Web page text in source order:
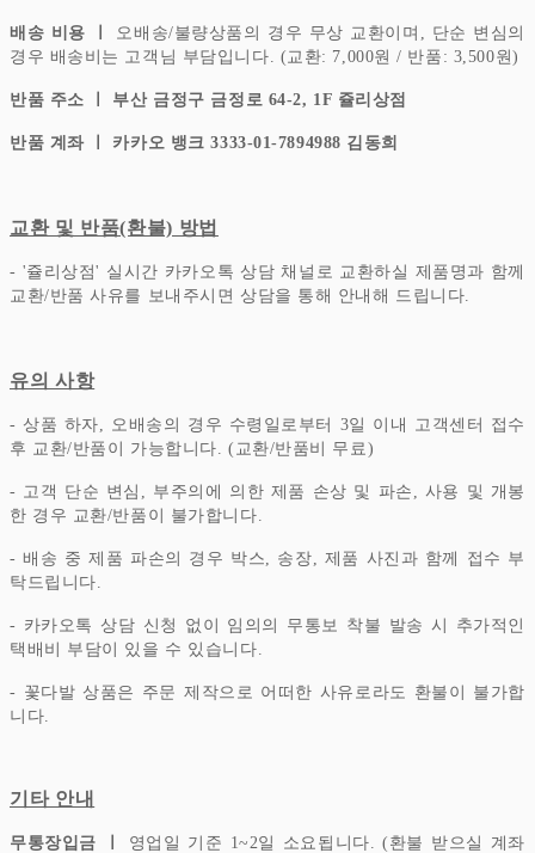
배송 비용 ㅣ
오배송/불량상품의 경우 무상 교환이며, 단순 변심의
경우 배송비는 고객님 부담입니다. (교환: 7,000원 / 반품: 3,500원)
반품 주소 ㅣ 부산 금정구 금정로 64-2, 1F 쥴리상점
반품 계좌 ㅣ 카카오 뱅크 3333-01-7894988 김동희
교환 및 반품(환불) 방법
- '쥴리상점' 실시간 카카오톡 상담 채널로 교환하실 제품명과 함께
교환/반품 사유를 보내주시면 상담을 통해 안내해 드립니다.
유의 사항
- 상품 하자, 오배송의 경우 수령일로부터 3일 이내 고객센터 접수
후 교환/반품이 가능합니다. (교환/반품비 무료)
- 고객 단순 변심, 부주의에 의한 제품 손상 및 파손, 사용 및 개봉
한 경우 교환/반품이 불가합니다.
- 배송 중 제품 파손의 경우 박스, 송장, 제품 사진과 함께 접수 부
탁드립니다.
- 카카오톡 상담 신청 없이 임의의 무통보 착불 발송 시 추가적인
택배비 부담이 있을 수 있습니다.
- 꽃다발 상품은 주문 제작으로 어떠한 사유로라도 환불이 불가합
니다.
기타 안내
무통장입금 ㅣ 영업일 기준 1~2일 소요됩니다. (환불 받으실 계좌